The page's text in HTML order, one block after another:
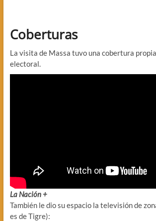
Coberturas
La visita de Massa tuvo una cobertura
electoral.
La Nación +
También le dio su espacio la televisión de
es de Tigre):